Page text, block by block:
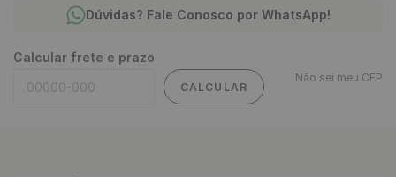
Dúvidas? Fale Conosco por WhatsApp!
Calcular frete e prazo
CALCULAR
Não sei meu CEP